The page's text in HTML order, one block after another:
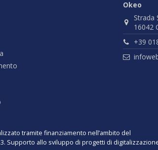
Okeo
Strada
16042
+39
tramite finanziamento nell’ambito del
Supporto allo sviluppo di progetti di